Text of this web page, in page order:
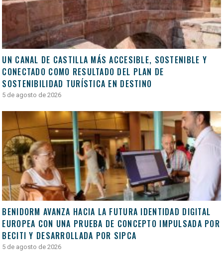
UN CANAL DE CASTILLA MÁS ACCESIBLE, SOSTENIBLE Y
CONECTADO COMO RESULTADO DEL PLAN DE
SOSTENIBILIDAD TURÍSTICA EN DESTINO
5 de agosto de 2026
BENIDORM AVANZA HACIA LA FUTURA IDENTIDAD DIGITAL
EUROPEA CON UNA PRUEBA DE CONCEPTO IMPULSADA POR
BECITI Y DESARROLLADA POR SIPCA
5 de agosto de 2026